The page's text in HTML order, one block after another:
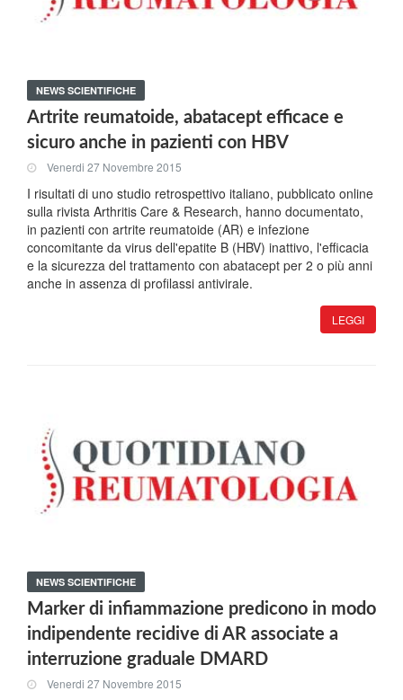
NEWS SCIENTIFICHE
Artrite reumatoide, abatacept efficace e
sicuro anche in pazienti con HBV
Venerdi 27 Novembre 2015
I risultati di uno studio retrospettivo italiano, pubblicato online
sulla rivista Arthritis Care & Research, hanno documentato,
in pazienti con artrite reumatoide (AR) e infezione
concomitante da virus dell'epatite B (HBV) inattivo, l'efficacia
e la sicurezza del trattamento con abatacept per 2 o più anni
anche in assenza di profilassi antivirale.
LEGGI
NEWS SCIENTIFICHE
Marker di infiammazione predicono in modo
indipendente recidive di AR associate a
interruzione graduale DMARD
Venerdi 27 Novembre 2015